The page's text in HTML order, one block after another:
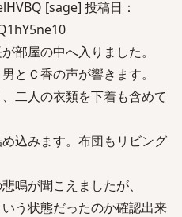
[sage] 投稿日：
部屋の中へ入りました。
とＣ香の声が響きます。
二人の衣類を下着も含めて
込みます。布団もリビング
鳴が聞こえましたが、
う状態だったのか確認出来